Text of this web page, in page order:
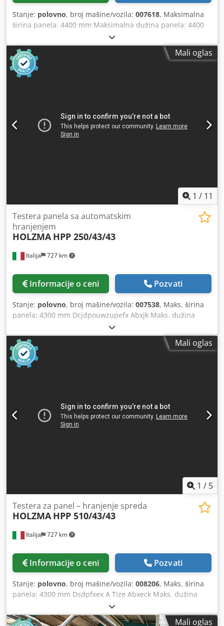
Stanje: polovno, broj mašine/vozila: 007618, Maksimalna
širina panela: 4400 mm Maksimalna dužina panela: 4400
mm Dedpfju N Slisx Abxjck Maksimalni izdanak glavnog
testernog lista: 75 mm Broj steznih čeljusti: 7
Mali oglas
1 / 11
Italija 727 km
Testera panela sa automatskim
hranjenjem
HOLZMA HPP 250/43/43
Informacije o ceni Pozvati
Stanje: polovno, broj mašine/vozila: 007538, Maks. širina
panela: 4300 mm Dcjdpouwzupefx Abxjk Maks. dužina
panela: 4300 mm Maks. glavna ploča testere: 80 mm Broj
kolata: 8
Mali oglas
1 / 5
Italija 727 km
Testera za panel – hranjenje spreda
HOLZMA HPP 510/43/43
Informacije o ceni Pozvati
Stanje: polovno, broj mašine/vozila: 008206, Maks. širina
panela: 4300 mm Dsdpfxex A Tize Abxeck Maks. dužina
panela: 4300 mm Maks. izlet glavnog testera: 125 mm Broj
stezaljki: 9
Mali oglas